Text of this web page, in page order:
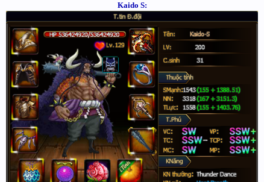
Kaido S: